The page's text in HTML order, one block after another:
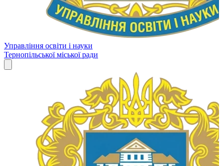
Управління освіти і науки
Тернопільської міської ради